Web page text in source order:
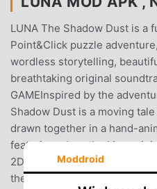
LUNA The Shadow Dust is a
Point&Click puzzle
wordless storytelling,
breathtaking original
GAMEInspired by the
Shadow Dust is a moving
drawn together in a hand-
featuring a breathtaking
2D cinematics. To light a
the shadow of reality, an
Moddroid